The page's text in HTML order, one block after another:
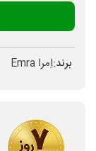
برند:اِمرا Emra